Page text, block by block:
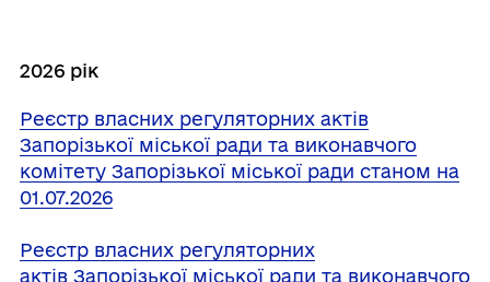
2026 рік
Реєстр власних регуляторних актів
Запорізької міської ради та виконавчого
комітету Запорізької міської ради станом на
01.07.2026
Реєстр власних регуляторних
актів Запорізької міської ради та виконавчого